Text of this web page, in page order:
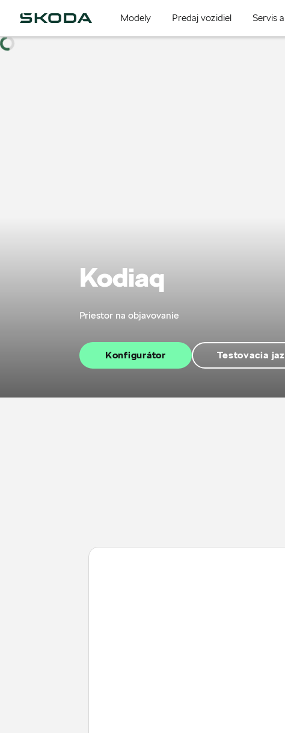
Modely Predaj vozidiel Servis
Kodiaq
Priestor na objavovanie
Konfigurátor Testovacia